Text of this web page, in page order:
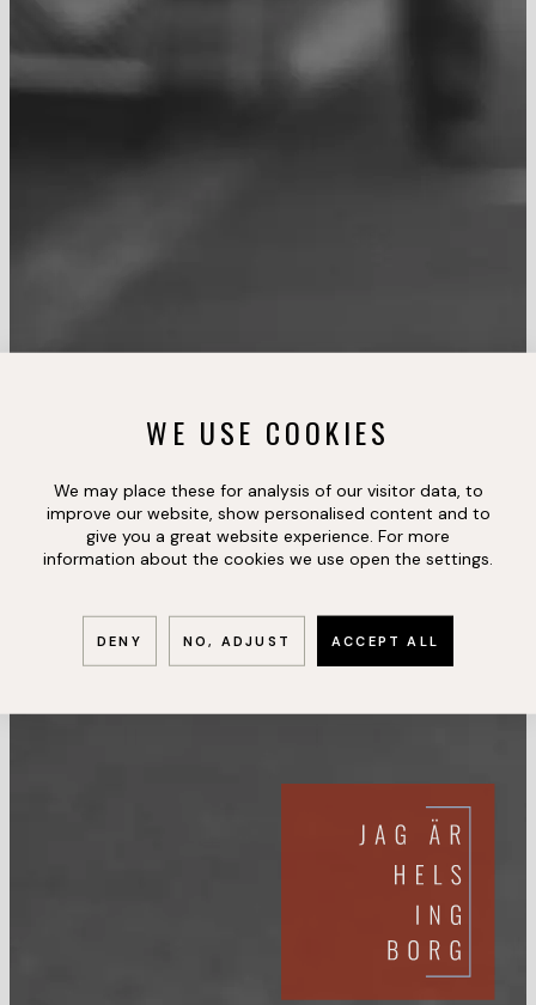
WE USE COOKIES
We may place these for analysis of our visitor data, to
improve our website, show personalised content and to
give you a great website experience. For more
information about the cookies we use open the settings.
DENY NO, ADJUST ACCEPT ALL